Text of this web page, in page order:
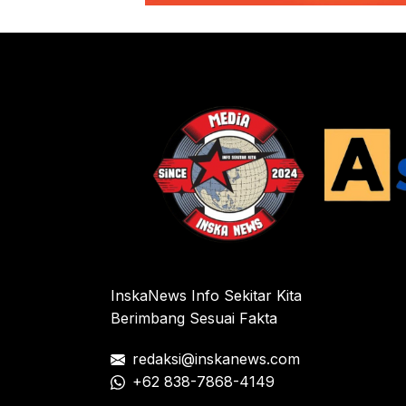
InskaNews Info Sekitar Kita
Berimbang Sesuai Fakta
redaksi@inskanews.com
+62 838-7868-4149